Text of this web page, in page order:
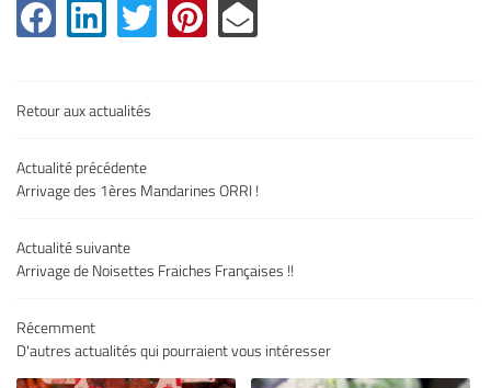
& légumes
& charcuteries
fine
à vins & bières
producteurs
Retour aux actualités
Actualité précédente
Arrivage des 1ères Mandarines ORRI !
Actualité suivante
Arrivage de Noisettes Fraiches Françaises !!
Récemment
D'autres actualités qui pourraient vous intéresser